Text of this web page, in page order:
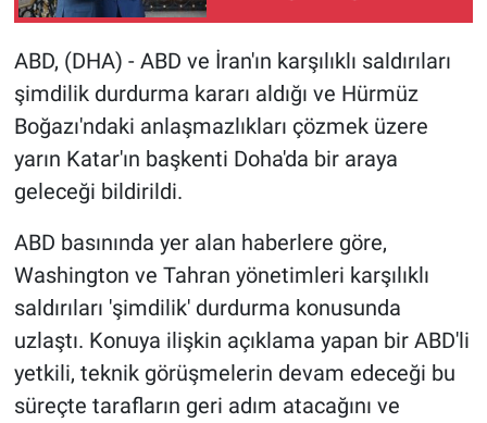
ABD, (DHA) - ABD ve İran'ın karşılıklı saldırıları
şimdilik durdurma kararı aldığı ve Hürmüz
Boğazı'ndaki anlaşmazlıkları çözmek üzere
yarın Katar'ın başkenti Doha'da bir araya
geleceği bildirildi.
ABD basınında yer alan haberlere göre,
Washington ve Tahran yönetimleri karşılıklı
saldırıları 'şimdilik' durdurma konusunda
uzlaştı. Konuya ilişkin açıklama yapan bir ABD'li
yetkili, teknik görüşmelerin devam edeceği bu
süreçte tarafların geri adım atacağını ve
Gündem Özel
Günün görüntüsü
Haber
Kimdir
Koronavirüs
Kültür Sanat